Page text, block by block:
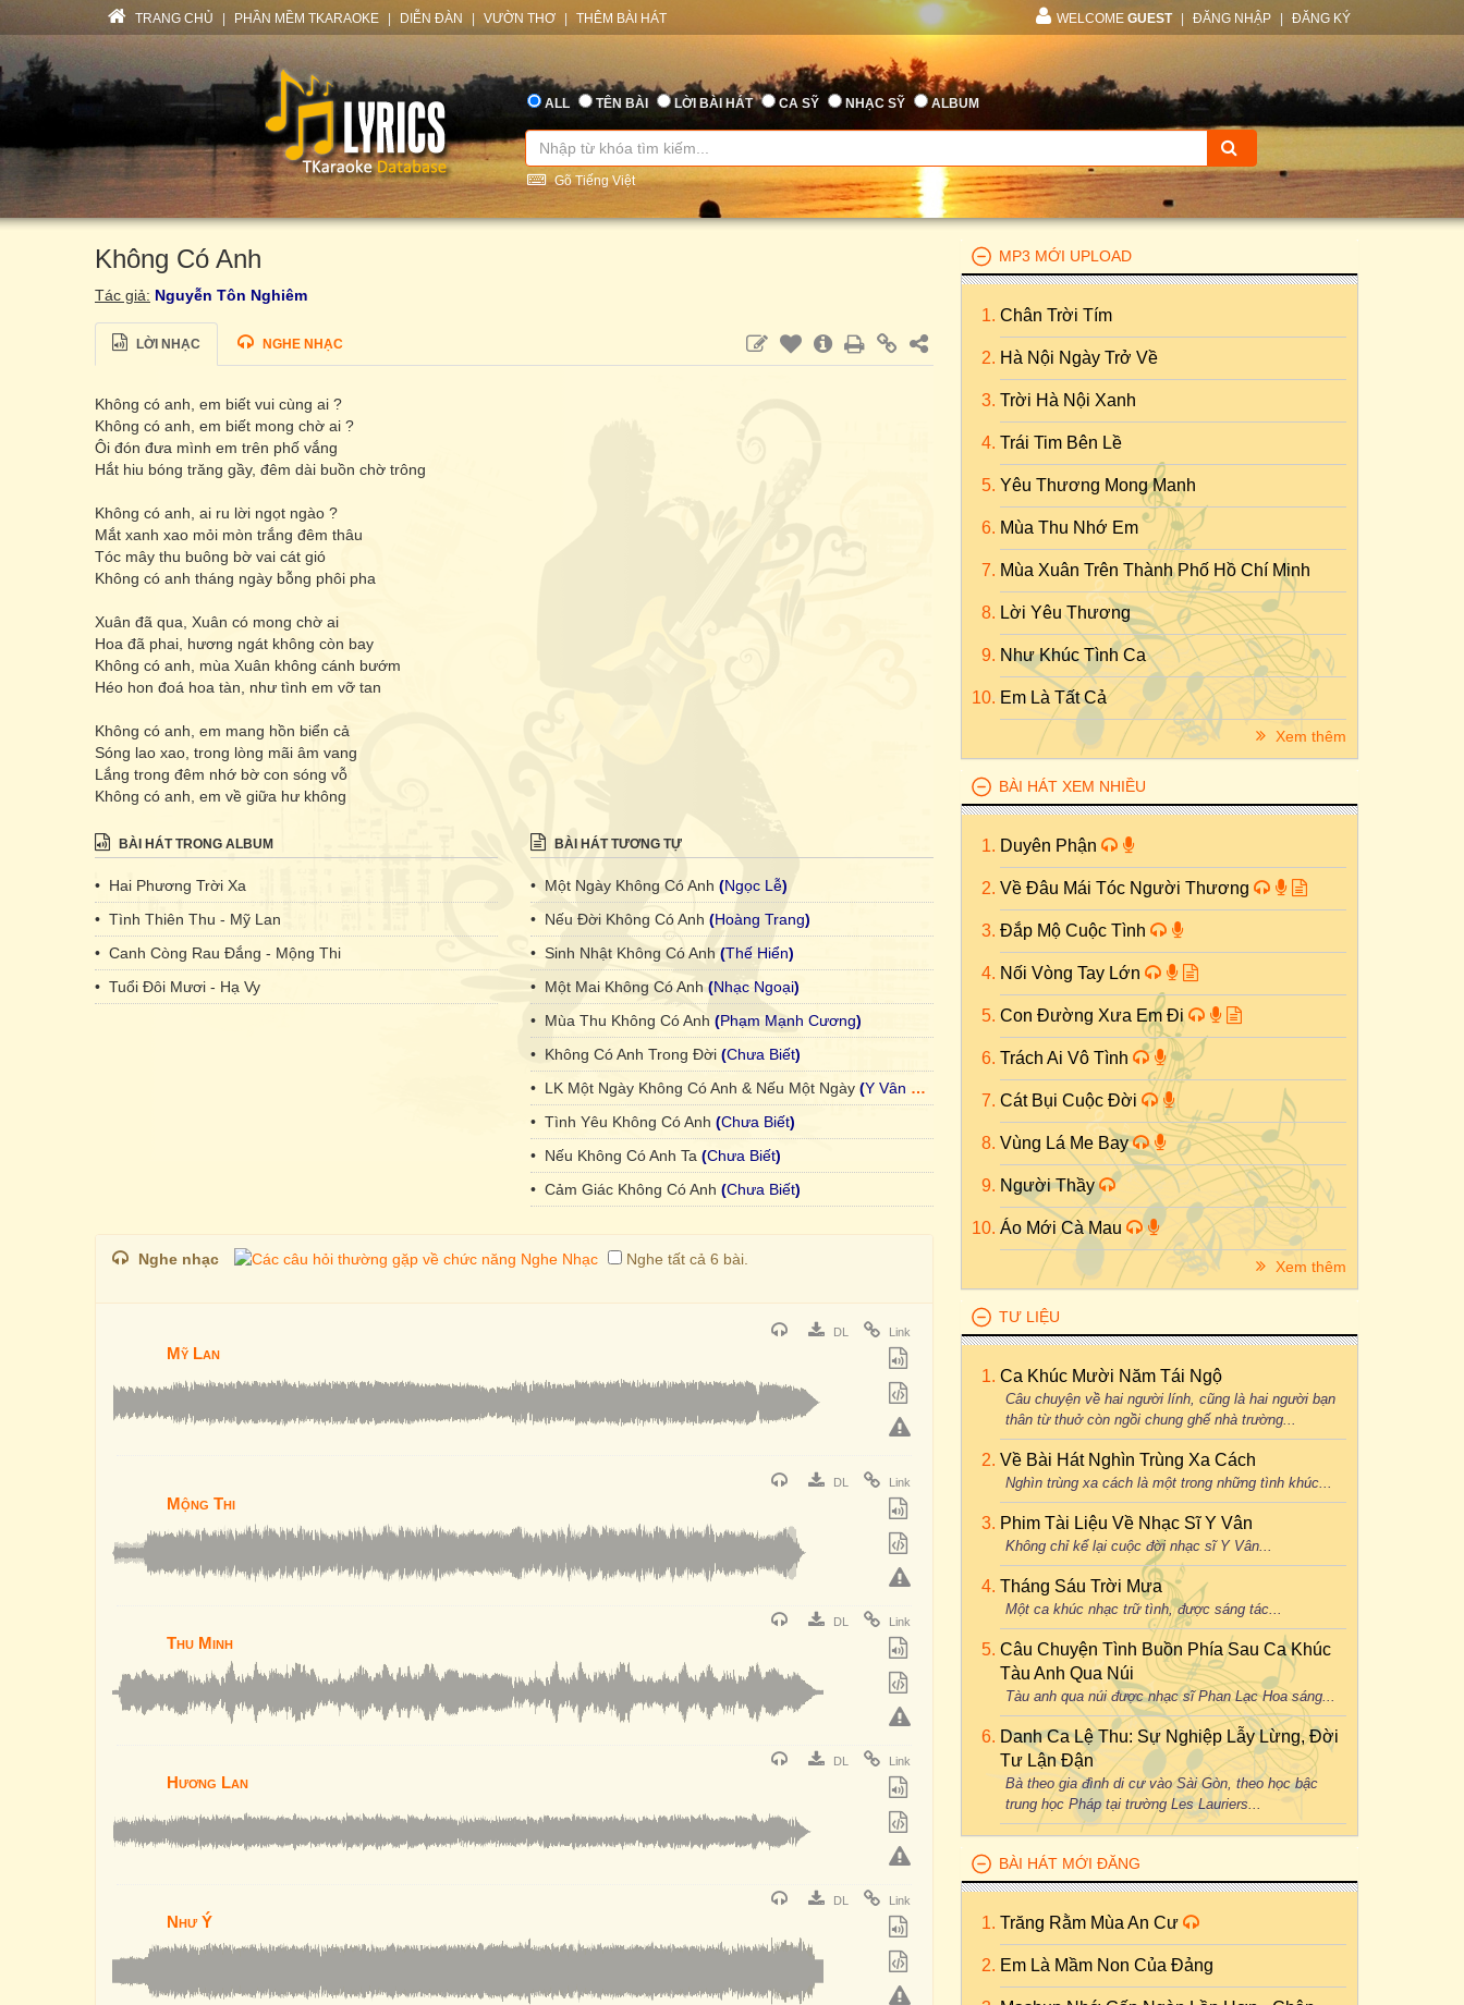
TRANG CHỦ PHẦN MỀM TKARAOKE DIỄN ĐÀN VƯỜN THƠ THÊM BÀI HÁT WELCOME GUEST ĐĂNG NHẬP ĐĂNG KÝ
ALL TÊN BÀI LỜI BÀI HÁT CA SỸ NHẠC SỸ ALBUM
Gõ Tiếng Việt
Không Có Anh
Tác giả: Nguyễn Tôn Nghiêm
LỜI NHẠC NGHE NHẠC
Không có anh, em biết vui cùng ai ?
Không có anh, em biết mong chờ ai ?
Ôi đón đưa mình em trên phố vắng
Hắt hiu bóng trăng gầy, đêm dài buồn chờ trông
Không có anh, ai ru lời ngọt ngào ?
Mắt xanh xao mỏi mòn trắng đêm thâu
Tóc mây thu buông bờ vai cát gió
Không có anh tháng ngày bỗng phôi pha
Xuân đã qua, Xuân có mong chờ ai
Hoa đã phai, hương ngát không còn bay
Không có anh, mùa Xuân không cánh bướm
Héo hon đoá hoa tàn, như tình em vỡ tan
Không có anh, em mang hồn biển cả
Sóng lao xao, trong lòng mãi âm vang
Lắng trong đêm nhớ bờ con sóng vỗ
Không có anh, em về giữa hư không
BÀI HÁT TRONG ALBUM
• Hai Phương Trời Xa
• Tình Thiên Thu - Mỹ Lan
• Canh Còng Rau Đắng - Mộng Thi
• Tuổi Đôi Mươi - Hạ Vy
BÀI HÁT TƯƠNG TỰ
• Một Ngày Không Có Anh (Ngọc Lễ)
• Nếu Đời Không Có Anh (Hoàng Trang)
• Sinh Nhật Không Có Anh (Thế Hiển)
• Một Mai Không Có Anh (Nhạc Ngoại)
• Mùa Thu Không Có Anh (Phạm Mạnh Cương)
• Không Có Anh Trong Đời (Chưa Biết)
• LK Một Ngày Không Có Anh & Nếu Một Ngày (Y Vân
• Tình Yêu Không Có Anh (Chưa Biết)
• Nếu Không Có Anh Ta (Chưa Biết)
• Cảm Giác Không Có Anh (Chưa Biết)
Nghe nhạc Nghe tất cả 6 bài.
DL Link
Mỹ Lan
DL Link
Mộng Thi
DL Link
Thu Minh
DL Link
Hương Lan
DL Link
Như Ý
MP3 MỚI UPLOAD
Chân Trời Tím
Hà Nội Ngày Trở Về
Trời Hà Nội Xanh
Trái Tim Bên Lề
Yêu Thương Mong Manh
Mùa Thu Nhớ Em
Mùa Xuân Trên Thành Phố Hồ Chí Minh
Lời Yêu Thương
Như Khúc Tình Ca
Em Là Tất Cả
Xem thêm
BÀI HÁT XEM NHIỀU
Duyên Phận
Về Đâu Mái Tóc Người Thương
Đắp Mộ Cuộc Tình
Nối Vòng Tay Lớn
Con Đường Xưa Em Đi
Trách Ai Vô Tình
Cát Bụi Cuộc Đời
Vùng Lá Me Bay
Người Thầy
Áo Mới Cà Mau
Xem thêm
TƯ LIỆU
Ca Khúc Mười Năm Tái Ngộ
Câu chuyện về hai người lính, cũng là hai người bạn
thân từ thuở còn ngồi chung ghế nhà trường...
Về Bài Hát Nghìn Trùng Xa Cách
Nghìn trùng xa cách là một trong những tình khúc...
Phim Tài Liệu Về Nhạc Sĩ Y Vân
Không chỉ kể lại cuộc đời nhạc sĩ Y Vân...
Tháng Sáu Trời Mưa
Một ca khúc nhạc trữ tình, được sáng tác...
Câu Chuyện Tình Buồn Phía Sau Ca Khúc
Tàu Anh Qua Núi
Tàu anh qua núi được nhạc sĩ Phan Lạc Hoa sáng...
Danh Ca Lệ Thu: Sự Nghiệp Lẫy Lừng, Đời
Tư Lận Đận
Bà theo gia đình di cư vào Sài Gòn, theo học bậc
trung học Pháp tại trường Les Lauriers...
BÀI HÁT MỚI ĐĂNG
Trăng Rằm Mùa An Cư
Em Là Mầm Non Của Đảng